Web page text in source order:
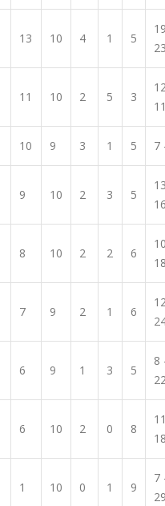
13 10 4 1 5
11 10 2 5 3
10 9 3 1 5 7
9 10 2 3 5
8 10 2 2 6
7 9 2 1 6
6 9 1 3 5
8
6 10 2 0 8
1 10 0 1 9
7